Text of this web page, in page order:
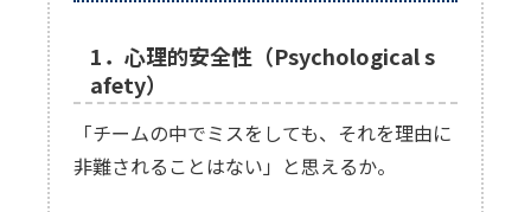
1．心理的安全性（Psychological s
afety）
「チームの中でミスをしても、それを理由に
非難されることはない」と思えるか。